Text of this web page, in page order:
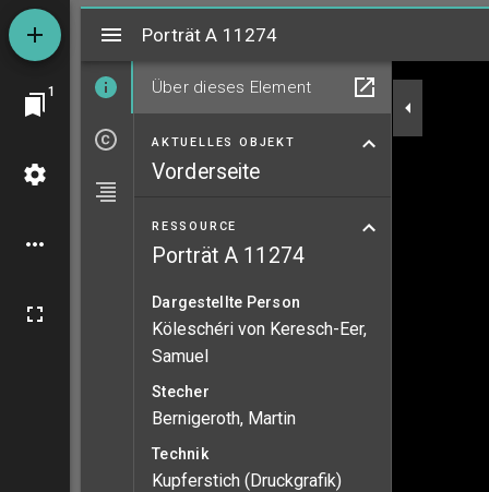
1
MiradorPorträt A 11274
Über dieses Element
AKTUELLES OBJEKT
Vorderseite
RESSOURCE
Porträt A 11274
Dargestellte Person
Köleschéri von Keresch-Eer,
Samuel
Stecher
Bernigeroth, Martin
Technik
Kupferstich (Druckgrafik)
Porträt A 11274